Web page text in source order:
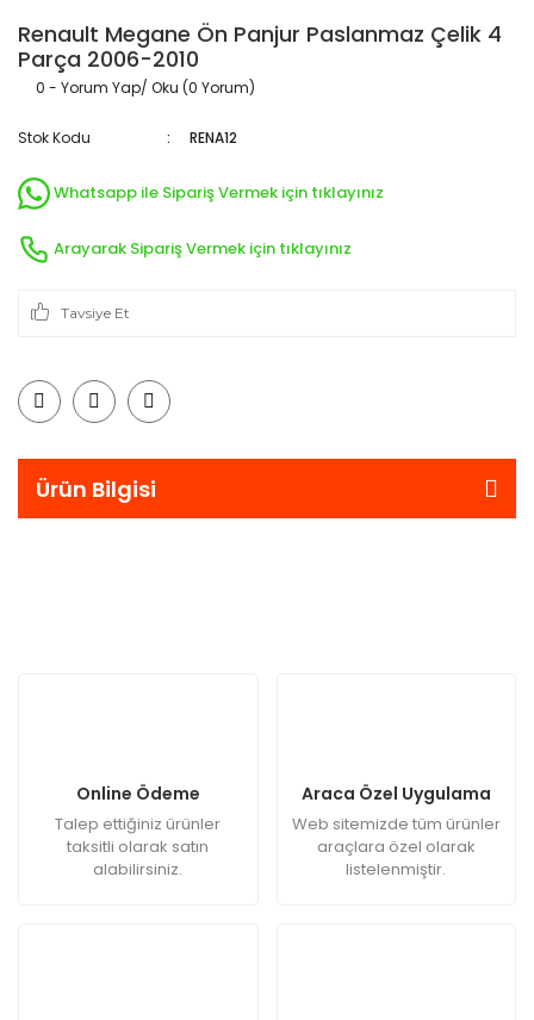
Renault Megane Ön Panjur Paslanmaz Çelik 4
Parça 2006-2010
0 - Yorum Yap/ Oku (0 Yorum)
Stok Kodu RENA12
Whatsapp ile Sipariş Vermek için tıklayınız
Arayarak Sipariş Vermek için tıklayınız
Tavsiye Et
Ürün Bilgisi
Online Ödeme
Talep ettiğiniz ürünler
taksitli olarak satın
alabilirsiniz.
Araca Özel Uygulama
Web sitemizde tüm ürünler
araçlara özel olarak
listelenmiştir.